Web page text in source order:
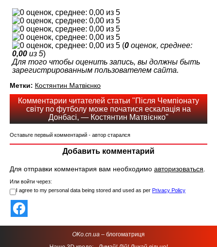
(0 оценок, среднее:
0,00 из 5)
Для того чтобы оценить запись, вы должны быть
зарегистрированным пользователем сайта.
Метки: Костянтин Матвієнко
Комментарии читателей статьи "Після Чемпіонату
світу по футболу може початися ескалація на
Донбасі, — Костянтин Матвієнко"
Оставьте первый комментарий - автор старался
Добавить комментарий
Для отправки комментария вам необходимо авторизоваться.
Или войти через:
I agree to my personal data being stored and used as per Privacy Policy
OKo.cn.ua – блогоматриця